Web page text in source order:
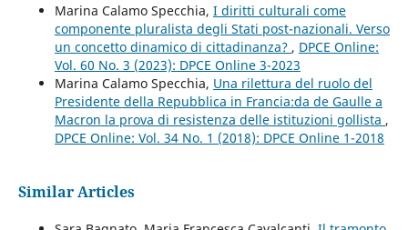
Marina Calamo Specchia, I diritti culturali come
componente pluralista degli Stati post-nazionali. Verso
un concetto dinamico di cittadinanza? , DPCE Online:
Vol. 60 No. 3 (2023): DPCE Online 3-2023
Marina Calamo Specchia, Una rilettura del ruolo del
Presidente della Repubblica in Francia:da de Gaulle a
Macron la prova di resistenza delle istituzioni gollista ,
DPCE Online: Vol. 34 No. 1 (2018): DPCE Online 1-2018
Similar Articles